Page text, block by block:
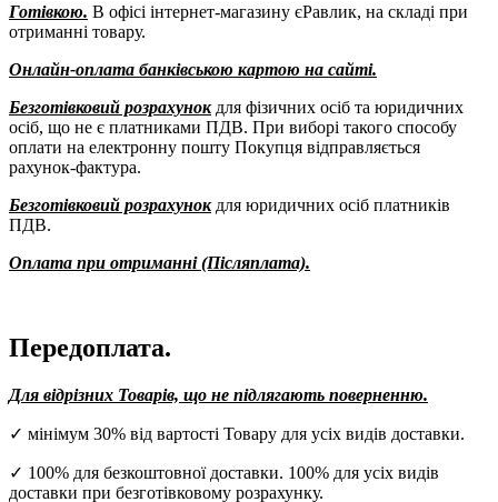
Готівкою. В офісі інтернет-магазину єРавлик, на складі при
отриманні товару.
Онлайн-оплата банківською картою на сайті.
Безготівковий розрахунокдля фізичних осіб та юридичних
осіб, що не є платниками ПДВ. При виборі такого способу
оплати на електронну пошту Покупця відправляється
рахунок-фактура.
Безготівковий розрахунокдля юридичних осіб платників
ПДВ.
Оплата при отриманні (Післяплата).
Передоплата.
Для відрізних Товарів, що не підлягають поверненню.
✓ мінімум 30% від вартості Товару для усіх видів доставки.
✓ 100% для безкоштовної доставки. 100% для усіх видів
доставки при безготівковому розрахунку.